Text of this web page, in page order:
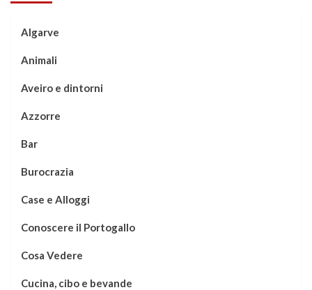
Algarve
Animali
Aveiro e dintorni
Azzorre
Bar
Burocrazia
Case e Alloggi
Conoscere il Portogallo
Cosa Vedere
Cucina, cibo e bevande